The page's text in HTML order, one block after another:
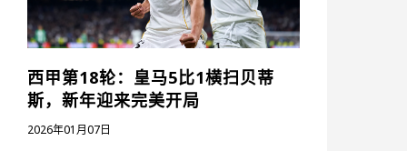
西甲第18轮：皇马5比1横扫贝蒂
斯，新年迎来完美开局
2026年01月07日